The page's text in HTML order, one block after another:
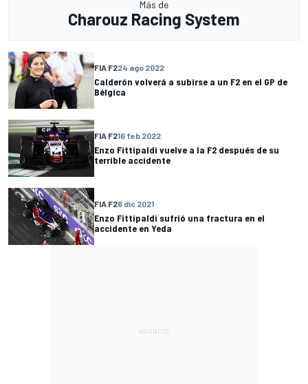
Más de
Charouz Racing System
FIA F224 ago 2022
Calderón volverá a subirse a un F2 en el GP de
Bélgica
FIA F216 feb 2022
Enzo Fittipaldi vuelve a la F2 después de su
terrible accidente
FIA F26 dic 2021
Enzo Fittipaldi sufrió una fractura en el
accidente en Yeda